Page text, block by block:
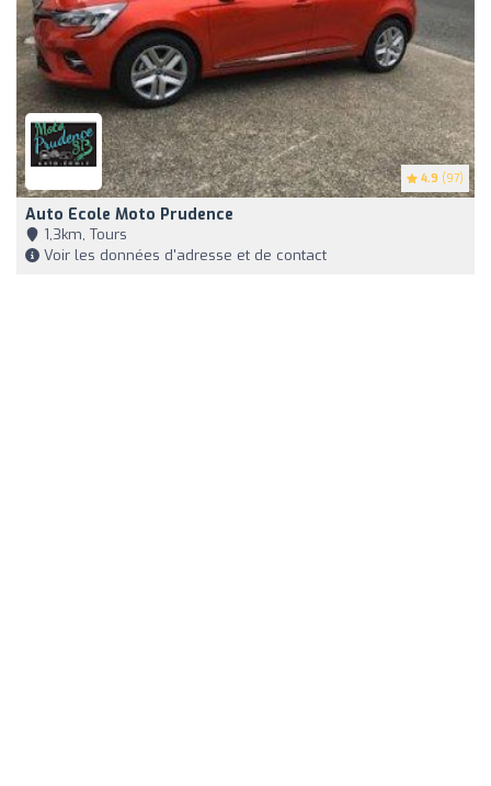
4.9 (97)
Auto Ecole Moto Prudence
1,3km, Tours
Voir les données d'adresse et de contact